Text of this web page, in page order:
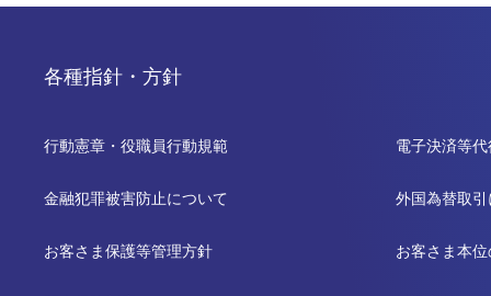
各種指針・方針
行動憲章・役職員行動規範
金融犯罪被害防止について
お客さま保護等管理方針
電子決済等
外国為替取
お客さま本